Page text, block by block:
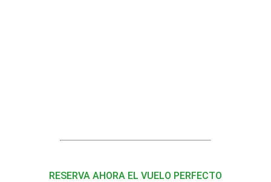
RESERVA AHORA EL VUELO PERFECTO